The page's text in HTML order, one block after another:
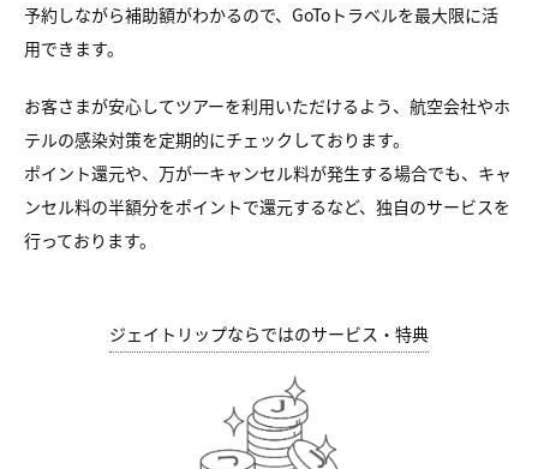
予約しながら補助額がわかるので、GoToトラベルを最大限に活
用できます。
お客さまが安心してツアーを利用いただけるよう、航空会社やホ
テルの感染対策を定期的にチェックしております。
ポイント還元や、万が一キャンセル料が発生する場合でも、キャ
ンセル料の半額分をポイントで還元するなど、独自のサービスを
行っております。
ジェイトリップならではのサービス・特典